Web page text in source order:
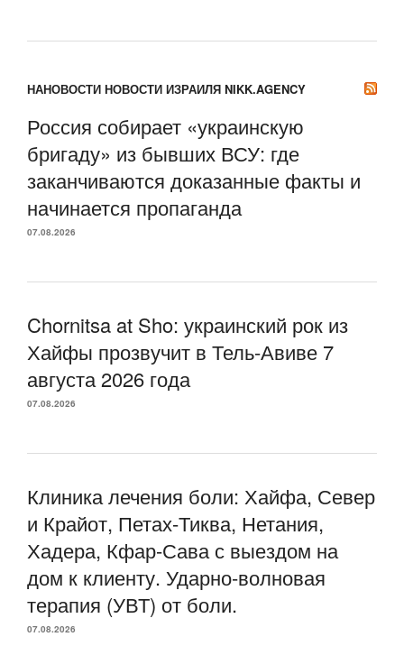
НАНОВОСТИ НОВОСТИ ИЗРАИЛЯ NIKK.AGENCY
Россия собирает «украинскую
бригаду» из бывших ВСУ: где
заканчиваются доказанные факты и
начинается пропаганда
07.08.2026
Chornitsa at Sho: украинский рок из
Хайфы прозвучит в Тель-Авиве 7
августа 2026 года
07.08.2026
Клиника лечения боли: Хайфа, Север
и Крайот, Петах-Тиква, Нетания,
Хадера, Кфар-Сава с выездом на
дом к клиенту. Ударно-волновая
терапия (УВТ) от боли.
07.08.2026